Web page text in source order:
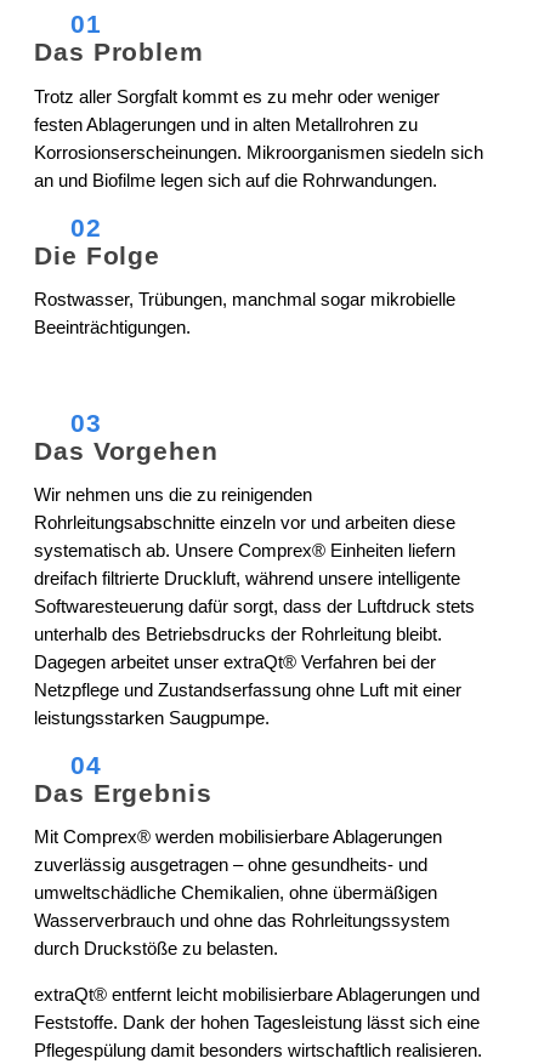
01
Das Problem
Trotz aller Sorgfalt kommt es zu mehr oder weniger
festen Ablagerungen und in alten Metallrohren zu
Korrosionserscheinungen. Mikroorganismen siedeln sich
an und Biofilme legen sich auf die Rohrwandungen.
02
Die Folge
Rostwasser, Trübungen, manchmal sogar mikrobielle
Beeinträchtigungen.
03
Das Vorgehen
Wir nehmen uns die zu reinigenden
Rohrleitungsabschnitte einzeln vor und arbeiten diese
systematisch ab. Unsere Comprex® Einheiten liefern
dreifach filtrierte Druckluft, während unsere intelligente
Softwaresteuerung dafür sorgt, dass der Luftdruck stets
unterhalb des Betriebsdrucks der Rohrleitung bleibt.
Dagegen arbeitet unser extraQt® Verfahren bei der
Netzpflege und Zustandserfassung ohne Luft mit einer
leistungsstarken Saugpumpe.
04
Das Ergebnis
Mit Comprex® werden mobilisierbare Ablagerungen
zuverlässig ausgetragen – ohne gesundheits- und
umweltschädliche Chemikalien, ohne übermäßigen
Wasserverbrauch und ohne das Rohrleitungssystem
durch Druckstöße zu belasten.
extraQt® entfernt leicht mobilisierbare Ablagerungen und
Feststoffe. Dank der hohen Tagesleistung lässt sich eine
Pflegespülung damit besonders wirtschaftlich realisieren.